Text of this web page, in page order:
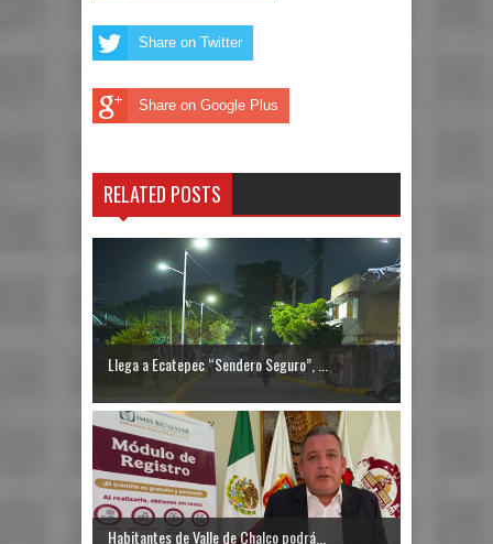
Share on Twitter
Share on Google Plus
RELATED POSTS
Llega a Ecatepec “Sendero Seguro”, ...
Habitantes de Valle de Chalco podrá...